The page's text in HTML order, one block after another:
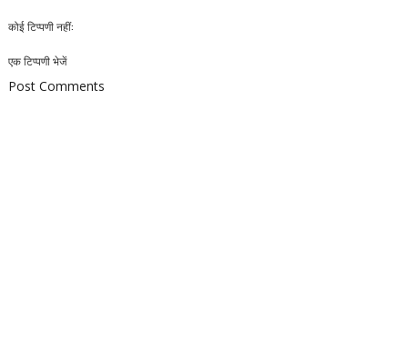
कोई टिप्पणी नहीं:
एक टिप्पणी भेजें
Post Comments